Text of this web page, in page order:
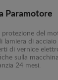
Paramotore
protezione del
lamiera di
di vernice
sulla
24 mesi.